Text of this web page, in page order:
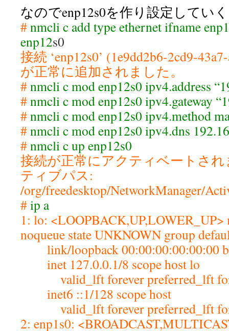
なのでenp12s0を作り設定していく
#nmcli c add type ethernet ifname
enp12s0
接続 ‘enp12s0’ (1e9dd2b6-2cd9-
が正常に追加されました。
#nmcli c mod enp12s0 ipv4.address
#nmcli c mod enp12s0 ipv4.gateway
#nmcli c mod enp12s0 ipv4.method
#nmcli c mod enp12s0 ipv4.dns
#nmcli c up enp12s0
接続が正常にアクティベートされ
ティブパス:
/org/freedesktop/NetworkManager/
#ip a
1: lo: <LOOPBACK,UP,LOWER_UP>
noqueue state UNKNOWN group
link/loopback 00:00:00:00:00:00
inet 127.0.0.1/8 scope host lo
valid_lft forever preferred_lft
inet6 ::1/128 scope host
valid_lft forever preferred_lft
2: enp1s0: